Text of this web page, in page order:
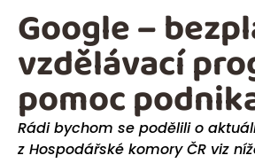
Rádi bychom se podělili o
z Hospodářské komory ČR viz
Google –
vzdělávací
pomoc